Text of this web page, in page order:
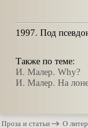
1997. Под
Также по теме:
И. Малер. Why?
И. Малер. На
Проза и статьи О